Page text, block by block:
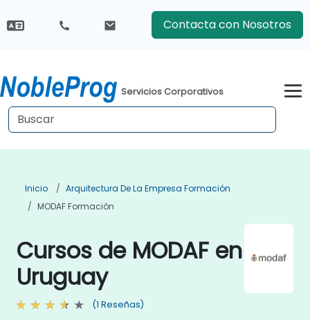
Contacta con Nosotros
Servicios Corporativos
Inicio
Arquitectura De La Empresa Formación
MODAF Formación
Cursos de MODAF en
Uruguay
(1 Reseñas)